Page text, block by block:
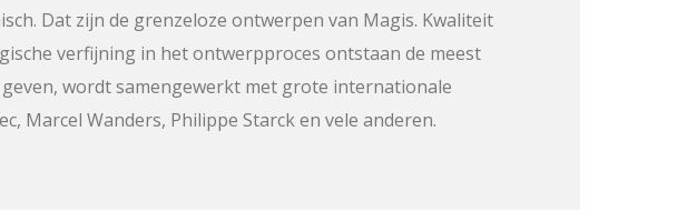
Dat zijn de grenzeloze ontwerpen van Magis. Kwaliteit
verfijning in het ontwerpproces ontstaan de meest
wordt samengewerkt met grote internationale
Marcel Wanders, Philippe Starck en vele anderen.